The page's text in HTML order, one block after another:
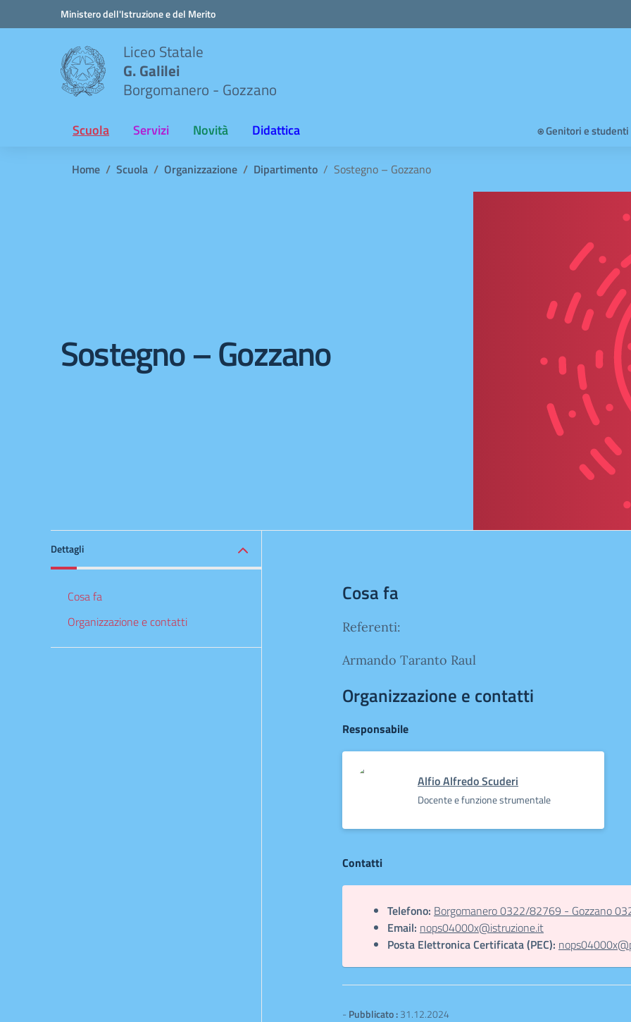
Vai ai contenuti
Vai al menu di navigazioneMinistero dell'Istruzione e del Merito
Liceo Statale
G. Galilei
Borgomanero - Gozzano
Scuola Servizi Novità Didattica ⍟ Genitori e studenti
Home Scuola Organizzazione Dipartimento Sostegno – Gozzano
Sostegno – Gozzano
Dettagli
Cosa fa
Organizzazione e contatti
Cosa fa
Referenti:
Armando Taranto Raul
Organizzazione e contatti
Responsabile
Alfio Alfredo Scuderi
Docente e funzione strumentale
Contatti
Telefono: Borgomanero 0322/82769 - Gozzano
Email: nops04000x@istruzione.it
Posta Elettronica Certificata (PEC):
- Pubblicato :31.12.2024